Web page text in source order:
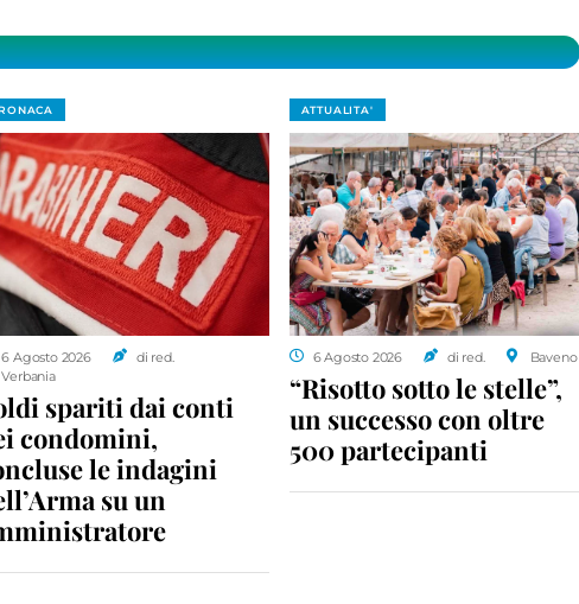
6 Agosto 2026
di red.
Verbania
spariti dai conti
condomini,
le indagini
su un
ATTUALITA'
6 Agosto 2026 di red. Baveno
“Risotto sotto le stelle”,
un successo con oltre
500 partecipanti